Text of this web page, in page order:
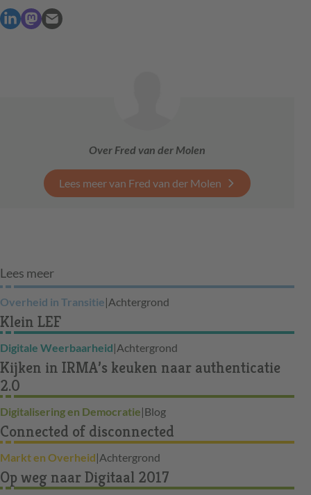
Over Fred van der Molen
Lees meer van Fred van der Molen
Lees meer
Overheid in Transitie|Achtergrond
Klein LEF
Digitale Weerbaarheid|Achtergrond
Kijken in IRMA’s keuken naar authenticatie
2.0
Digitalisering en Democratie|Blog
Connected of disconnected
Markt en Overheid|Achtergrond
Op weg naar Digitaal 2017